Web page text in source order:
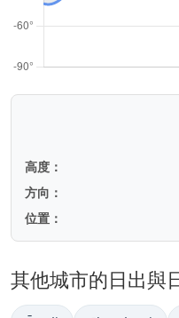
高度：
方向：
位置：
其他城市的日出與